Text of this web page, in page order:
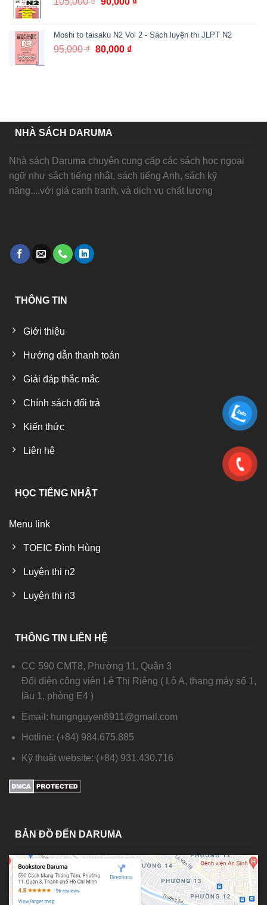
105,000 ₫.là:
Moshi to taisaku N2 Vol 2 - Sách luyện thi JLPT N2
95,000₫ Giá
80,000 ₫Giá
NHÀ SÁCH DARUMA
Nhà sách Daruma chuyên cung cấp các sách học ngoại
ngữ như sách tiếng nhật, sách tiếng Anh, sách kỹ
năng....với giá cạnh tranh, và dịch vụ chất lượng
THÔNG TIN
Giới thiệu
Hướng dẫn thanh toán
Giải đáp thắc mắc
Chính sách đổi trả
Kiến thức
Liên hệ
HỌC TIẾNG NHẬT
Menu link
TOEIC Đình Hùng
Luyện thi n2
Luyện thi n3
THÔNG TIN LIÊN HỆ
CC 590 CMT8, Phường 11, Quận 3
Đối diện công viên Lê Thị Riêng ( Lô A, thang máy số 1,
lầu 1, phòng E4 )
Email: hungnguyen8911@gmail.com
Hotline: (+84) 984.675.885
Kỹ thuật website: (+84) 931.430.716
BẢN ĐỒ ĐẾN DARUMA